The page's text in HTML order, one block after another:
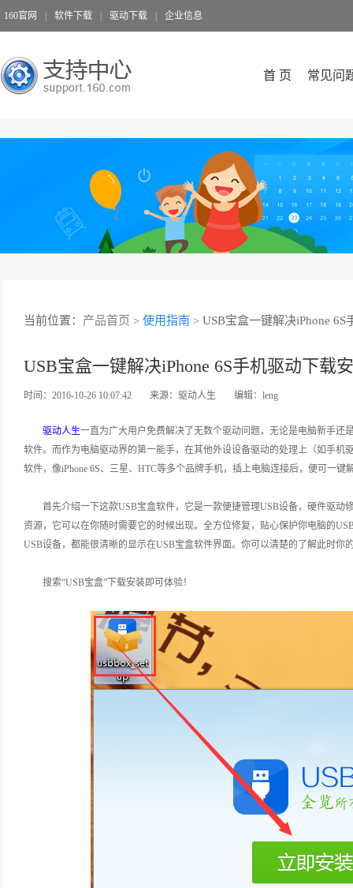
160官网 软件下载 驱动下载 企业信息
首 页 常见问
当前位置： 产品首页 > 使用指南 > USB宝盒一键解决iPhone
USB宝盒一键解决iPhone 6S手机驱动下载
时间：2016-10-26 10:07:42 来源：驱动人生 编辑：leng
驱动人生一直为广大用户免费解决了无数个驱动问题，无论是电脑新手还
软件。而作为电脑驱动界的第一能手，在其他外设设备驱动的处理上（如手机
软件，像iPhone 6S、三星、HTC等多个品牌手机，插上电脑连接后，便可一键
首先介绍一下这款USB宝盒软件，它是一款便捷管理USB设备，硬件驱动
资源，它可以在你随时需要它的时候出现。全方位修复，贴心保护你电脑的
USB设备，都能很清晰的显示在USB宝盒软件界面。你可以清楚的了解此时你
搜索“USB宝盒”下载安装即可体验！